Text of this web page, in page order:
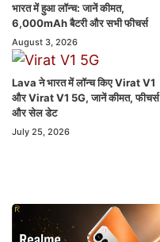
भारत में हुआ लॉन्च: जानें कीमत,
6,000mAh बैटरी और सभी फीचर्स
August 3, 2026
Lava ने भारत में लॉन्च किए Virat V1
और Virat V1 5G, जानें कीमत, फीचर्स
और सेल डेट
July 25, 2026